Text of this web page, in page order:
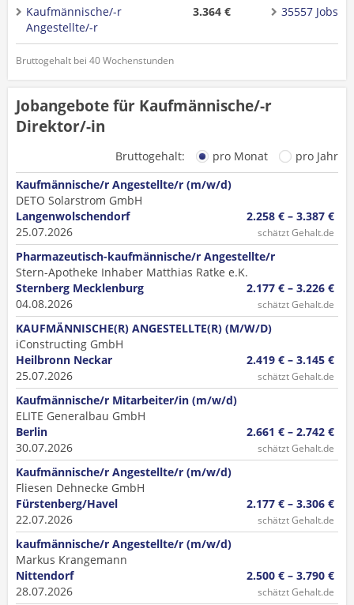
Kaufmännische/-r
Angestellte/-r
3.364 € 35557 Jobs
Bruttogehalt bei 40 Wochenstunden
Jobangebote für Kaufmännische/-r
Direktor/-in
Bruttogehalt: pro Monat
pro Jahr
Kaufmännische/r Angestellte/r (m/w/d)
DETO Solarstrom GmbH
Langenwolschendorf
25.07.2026
2.258 € – 3.387 €
schätzt Gehalt.de
Pharmazeutisch-kaufmännische/r Angestellte/r
Stern-Apotheke Inhaber Matthias Ratke e.K.
Sternberg Mecklenburg
04.08.2026
2.177 € – 3.226 €
schätzt Gehalt.de
KAUFMÄNNISCHE(R) ANGESTELLTE(R) (M/W/D)
iConstructing GmbH
Heilbronn Neckar
25.07.2026
2.419 € – 3.145 €
schätzt Gehalt.de
Kaufmännische/r Mitarbeiter/in (m/w/d)
ELITE Generalbau GmbH
Berlin
30.07.2026
2.661 € – 2.742 €
schätzt Gehalt.de
Kaufmännische/r Angestellte/r (m/w/d)
Fliesen Dehnecke GmbH
Fürstenberg/Havel
22.07.2026
2.177 € – 3.306 €
schätzt Gehalt.de
kaufmännische/r Angestellte/r (m/w/d)
Markus Krangemann
Nittendorf
28.07.2026
2.500 € – 3.790 €
schätzt Gehalt.de